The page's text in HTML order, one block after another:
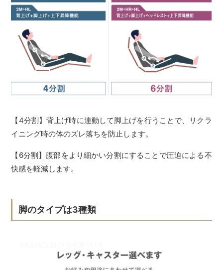
【4分割】背上げ時に連動して脚上げを行うことで、リクラ
イニング時の体のズレ落ちを防止します。
【6分割】腹部をより細かい分割にすることで圧迫による不
快感を軽減します。
脚のタイプは3種類